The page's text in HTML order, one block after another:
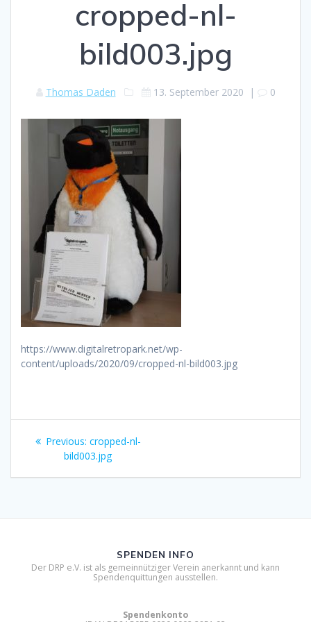
cropped-nl-
bild003.jpg
Thomas Daden 13. September 2020 | 0
https://www.digitalretropark.net/wp-
content/uploads/2020/09/cropped-nl-bild003.jpg
Beitragsnavigation
Previous: Previous
post:
cropped-nl-
bild003.jpg
SPENDEN INFO
Der DRP e.V. ist als gemeinnütziger Verein anerkannt und kann
Spendenquittungen ausstellen.
Spendenkonto